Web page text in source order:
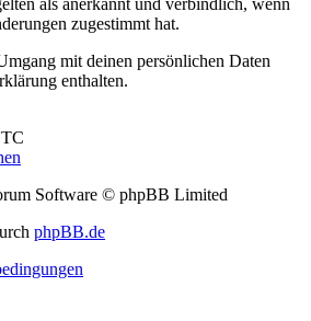
als anerkannt und verbindlich, wenn
zugestimmt hat.
mit deinen persönlichen Daten
enthalten.
Software © phpBB Limited
phpBB.de